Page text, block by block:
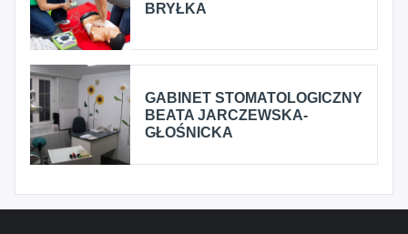
BRYŁKA
GABINET STOMATOLOGICZNY
BEATA JARCZEWSKA-
GŁOŚNICKA